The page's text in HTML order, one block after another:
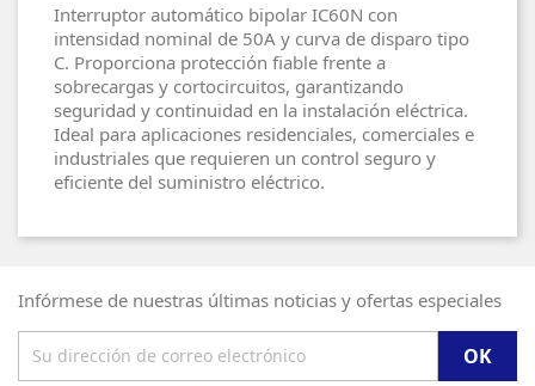
Interruptor automático bipolar IC60N con
intensidad nominal de 50A y curva de disparo tipo
C. Proporciona protección fiable frente a
sobrecargas y cortocircuitos, garantizando
seguridad y continuidad en la instalación eléctrica.
Ideal para aplicaciones residenciales, comerciales e
industriales que requieren un control seguro y
eficiente del suministro eléctrico.
Infórmese de nuestras últimas noticias y ofertas especiales